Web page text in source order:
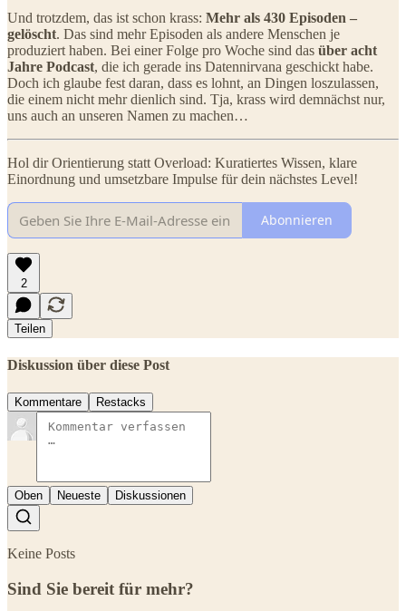
Und trotzdem, das ist schon krass: Mehr als 430 Episoden –
gelöscht. Das sind mehr Episoden als andere Menschen je
produziert haben. Bei einer Folge pro Woche sind das über acht
Jahre Podcast, die ich gerade ins Datennirvana geschickt habe.
Doch ich glaube fest daran, dass es lohnt, an Dingen loszulassen,
die einem nicht mehr dienlich sind. Tja, krass wird demnächst nur,
uns auch an unseren Namen zu machen…
Hol dir Orientierung statt Overload: Kuratiertes Wissen, klare
Einordnung und umsetzbare Impulse für dein nächstes Level!
Abonnieren
2
Teilen
Diskussion über diese Post
Kommentare Restacks
Oben Neueste Diskussionen
Keine Posts
Sind Sie bereit für mehr?